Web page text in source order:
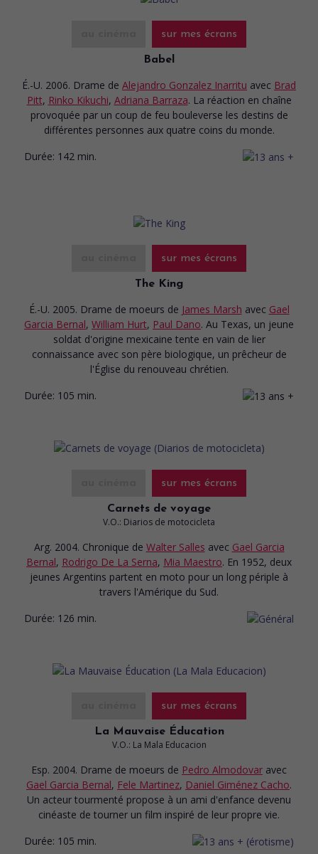
sur mes écrans
Babel
É.-U. 2006. Drame de Alejandro Gonzalez Inarritu avec Brad
Pitt, Rinko Kikuchi, Adriana Barraza. La réaction en chaîne
provoquée par un coup de feu bouleverse les destins de
différentes personnes aux quatre coins du monde.
Durée: 142 min.
sur mes écrans
The King
É.-U. 2005. Drame de moeurs de James Marsh avec Gael
Garcia Bernal, William Hurt, Paul Dano. Au Texas, un jeune
soldat d'origine mexicaine tente en vain de lier
connaissance avec son père biologique, un prêcheur de
l'Église du renouveau chrétien.
Durée: 105 min.
sur mes écrans
Carnets de voyage
V.O.: Diarios de motocicleta
Arg. 2004. Chronique de Walter Salles avec Gael Garcia
Bernal, Rodrigo De La Serna, Mia Maestro. En 1952, deux
jeunes Argentins partent en moto pour un long périple à
travers l'Amérique du Sud.
Durée: 126 min.
sur mes écrans
La Mauvaise Éducation
V.O.: La Mala Educacion
Esp. 2004. Drame de moeurs de Pedro Almodovar avec
Gael Garcia Bernal, Fele Martinez, Daniel Giménez Cacho.
Un acteur tourmenté propose à un ami d'enfance devenu
cinéaste de tourner un film inspiré de leur propre vie.
Durée: 105 min.